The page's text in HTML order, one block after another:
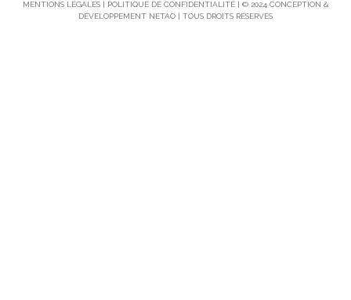
MENTIONS LÉGALES| POLITIQUE DE CONFIDENTIALITÉ| © 2024 CONCEPTION &
DÉVELOPPEMENT NETAO | TOUS DROITS RÉSERVÉS